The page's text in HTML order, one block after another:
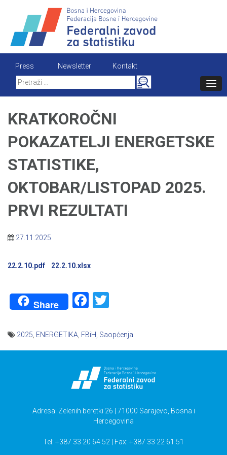
content
Press Newsletter
Kontakt
Search
for:
KRATKOROČNI
POKAZATELJI ENERGETSKE
STATISTIKE,
OKTOBAR/LISTOPAD 2025.
PRVI REZULTATI
27.11.2025
22.2.10.pdf 22.2.10.xlsx
Share Facebook
2025 ENERGETIKA FBiH Saopćenja
Adresa: Zelenih beretki 26 | 71000 Sarajevo, Bosna i
Hercegovina
Tel: +387 33 20 64 52 | Fax: +387 33 22 61 51